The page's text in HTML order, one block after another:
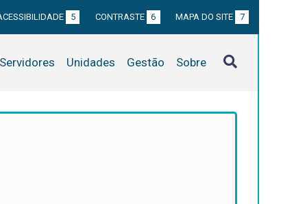
5 CONTRASTE 6 MAPA DO SITE 7
Servidores Unidades Gestão Sobre